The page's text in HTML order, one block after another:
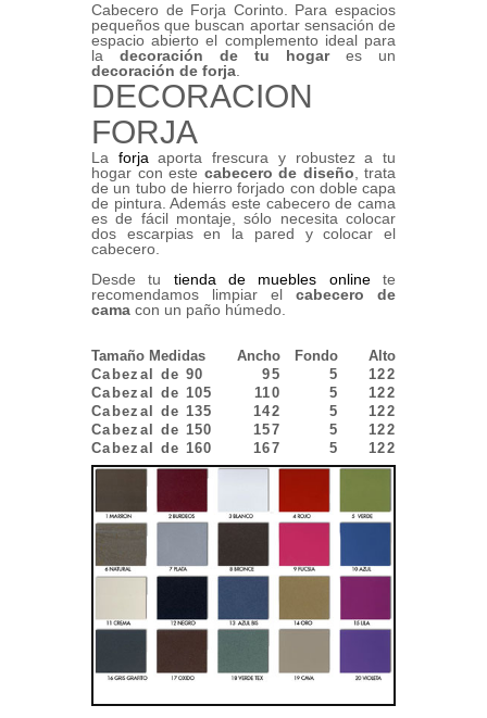
Cabecero de Forja Corinto. Para espacios
pequeños que buscan aportar sensación de
espacio abierto el complemento ideal para
la decoración de tu hogares un
decoración de forja.
DECORACION
FORJA
La forjaaporta frescura y robustez a tu
hogar con este cabecero de diseño, trata
de un tubo de hierro forjado con doble capa
de pintura. Además este cabecero de cama
es de fácil montaje, sólo necesita colocar
dos escarpias en la pared y colocar el
cabecero.
Desde tu tienda de muebles onlinete
recomendamos limpiar el cabecero de
cama con un paño húmedo.
Tamaño Medidas Ancho Fondo
Alto
Cabezal de 90
95 5
122
Cabezal de 105
110 5
122
Cabezal de 135
142 5
122
Cabezal de 150
157 5
122
Cabezal de 160
167 5 122